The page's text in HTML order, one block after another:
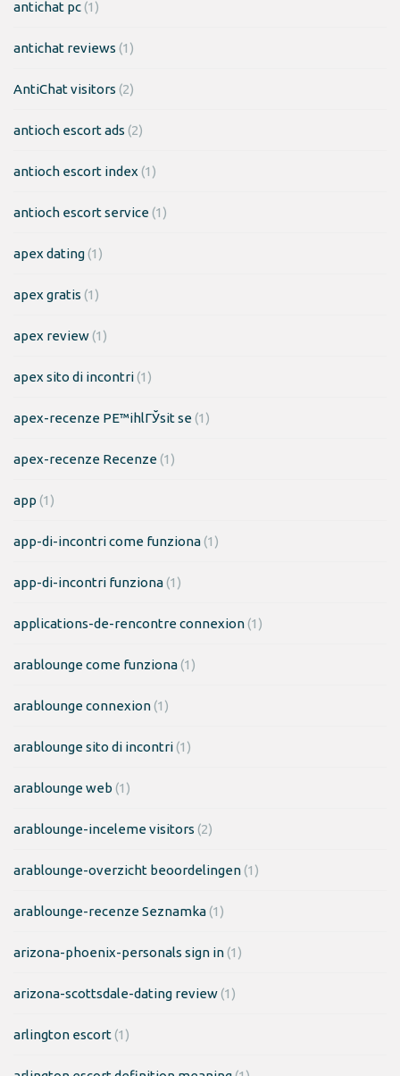
antichat pc(1)
antichat reviews (1)
AntiChat visitors (2)
antioch escort ads (2)
antioch escort index (1)
antioch escort service(1)
apex dating(1)
apex gratis (1)
apex review(1)
apex sito di incontri(1)
apex-recenze PЕ™ihlГЎsit se(1)
apex-recenze Recenze(1)
app (1)
app-di-incontri come funziona(1)
app-di-incontri funziona(1)
applications-de-rencontre connexion(1)
arablounge come funziona(1)
arablounge connexion(1)
arablounge sito di incontri(1)
arablounge web (1)
arablounge-inceleme visitors (2)
arablounge-overzicht beoordelingen(1)
arablounge-recenze Seznamka(1)
arizona-phoenix-personals sign in(1)
arizona-scottsdale-dating review(1)
arlington escort(1)